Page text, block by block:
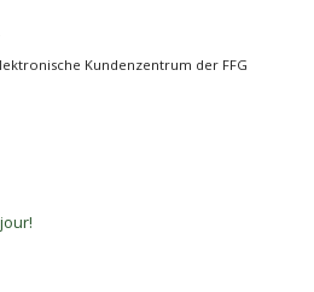
Kundenzentrum der FFG